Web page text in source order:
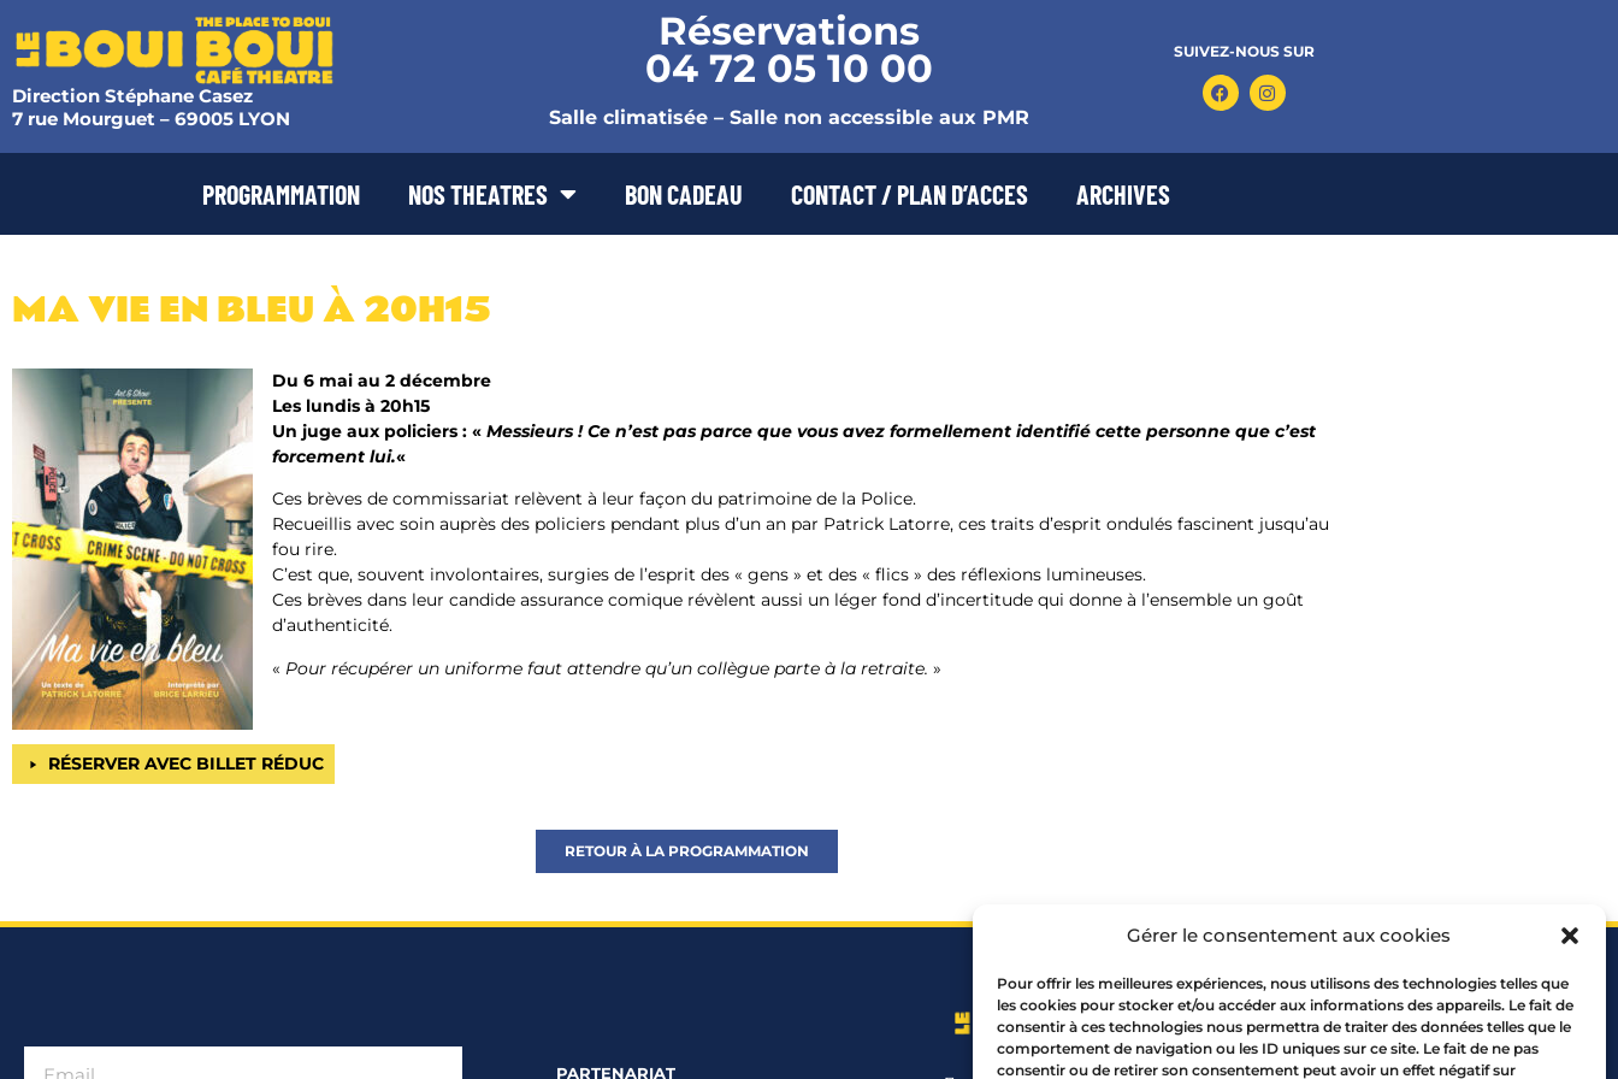
Gérer le consentement aux cookies
Pour offrir les meilleures expériences, nous utilisons des technologies telles que
les cookies pour stocker et/ou accéder aux informations des appareils. Le fait de
consentir à ces technologies nous permettra de traiter des données telles que le
comportement de navigation ou les ID uniques sur ce site. Le fait de ne pas
consentir ou de retirer son consentement peut avoir un effet négatif sur
Direction Stéphane Casez
7 rue Mourguet – 69005 LYON
Réservations
04 72 05 10 00
Salle climatisée – Salle non accessible aux PMR
SUIVEZ-NOUS SUR
PROGRAMMATION NOS THEATRES BON CADEAU CONTACT / PLAN D’ACCES ARCHIVES
MA VIE EN BLEU​ À 20H15
Du 6 mai au 2 décembre
Les lundis à 20h15
Un juge aux policiers : « Messieurs ! Ce n’est pas parce que vous avez formellement identifié cette personne que c’est
forcement lui.«
Ces brèves de commissariat relèvent à leur façon du patrimoine de la Police.
Recueillis avec soin auprès des policiers pendant plus d’un an par Patrick Latorre, ces traits d’esprit ondulés fascinent jusqu’au
fou rire.
C’est que, souvent involontaires, surgies de l’esprit des « gens » et des « flics » des réflexions lumineuses.
Ces brèves dans leur candide assurance comique révèlent aussi un léger fond d’incertitude qui donne à l’ensemble un goût
d’authenticité.
« Pour récupérer un uniforme faut attendre qu’un collègue parte à la retraite. »
RÉSERVER AVEC BILLET RÉDUC
RETOUR À LA PROGRAMMATION
PARTENARIAT